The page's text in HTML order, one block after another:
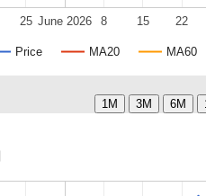
Price MA20 MA60
June 2026
25 8 15 22